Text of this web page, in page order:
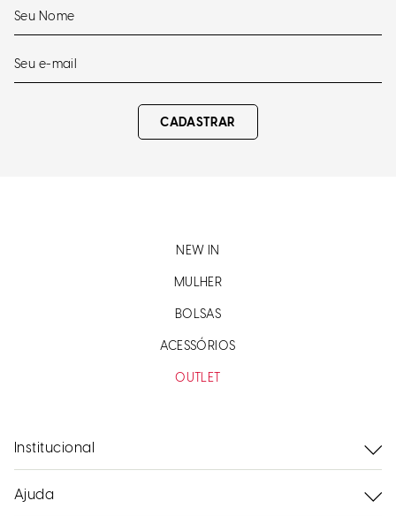
CADASTRAR
NEW IN
MULHER
BOLSAS
ACESSÓRIOS
OUTLET
Institucional
Ajuda